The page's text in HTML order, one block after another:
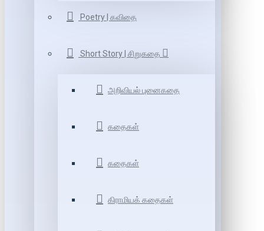
Poetry | கவிதை
Short Story | சிறுகதை
அறிவியல் புனைகதை
கதைகள்
கதைகள்
கிராமியக் கதைகள்